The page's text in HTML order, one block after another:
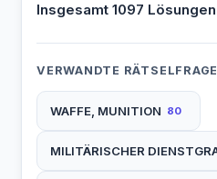
Insgesamt 1097
VERWANDTE
WAFFE, MUNITION 80
MILITÄRISCHER